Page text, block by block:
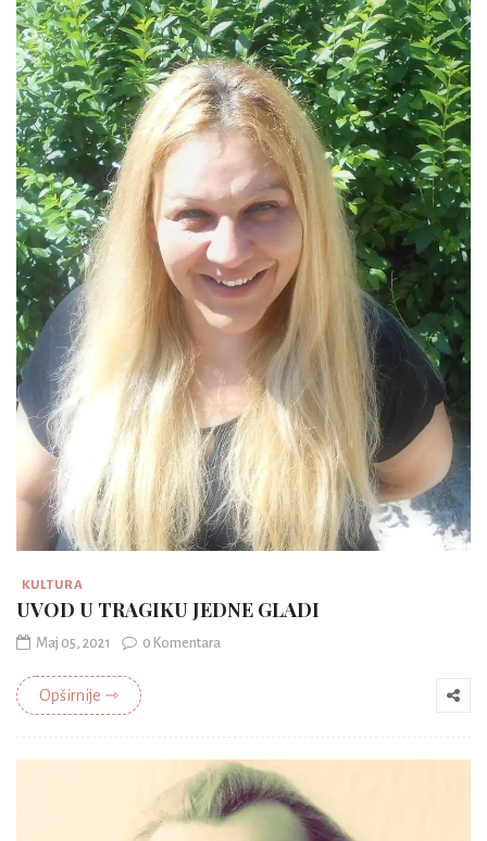
KULTURA
UVOD U TRAGIKU JEDNE GLADI
Maj 05, 2021 0 Komentara
Opširnije ⇾